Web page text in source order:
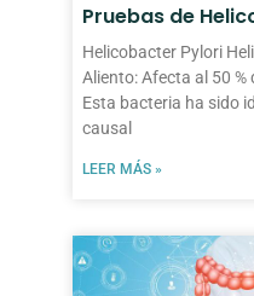
Pruebas de
Helicobacter Pylori
Aliento: Afecta al 50
Esta bacteria ha sido
causal
LEER MÁS »